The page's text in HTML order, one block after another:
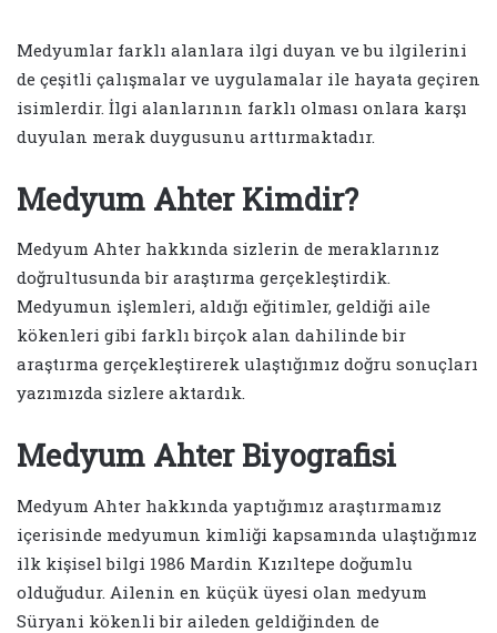
Medyumlar farklı alanlara ilgi duyan ve bu ilgilerini
de çeşitli çalışmalar ve uygulamalar ile hayata geçiren
isimlerdir. İlgi alanlarının farklı olması onlara karşı
duyulan merak duygusunu arttırmaktadır.
Medyum Ahter Kimdir?
Medyum Ahter hakkında sizlerin de meraklarınız
doğrultusunda bir araştırma gerçekleştirdik.
Medyumun işlemleri, aldığı eğitimler, geldiği aile
kökenleri gibi farklı birçok alan dahilinde bir
araştırma gerçekleştirerek ulaştığımız doğru sonuçları
yazımızda sizlere aktardık.
Medyum Ahter Biyografisi
Medyum Ahter hakkında yaptığımız araştırmamız
içerisinde medyumun kimliği kapsamında ulaştığımız
ilk kişisel bilgi 1986 Mardin Kızıltepe doğumlu
olduğudur. Ailenin en küçük üyesi olan medyum
Süryani kökenli bir aileden geldiğinden de